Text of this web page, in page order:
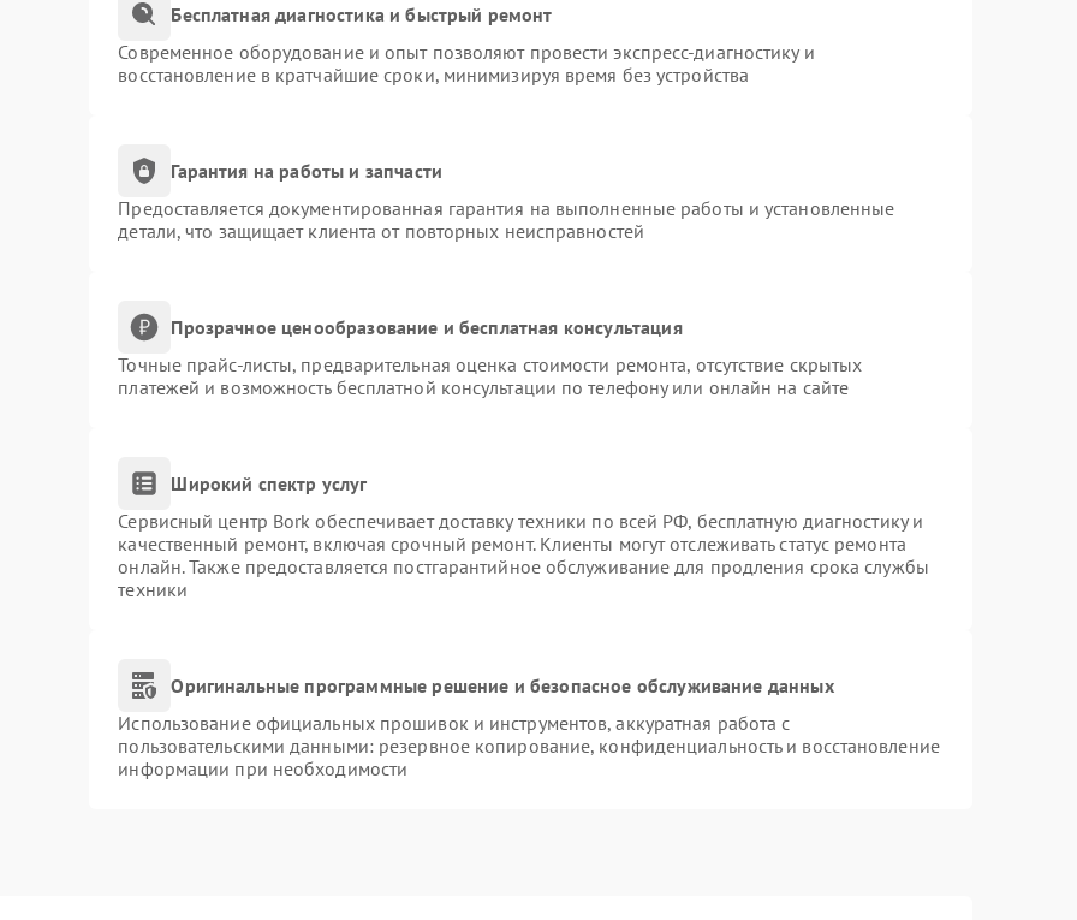
Бесплатная диагностика и быстрый ремонт
Современное оборудование и опыт позволяют провести экспресс-диагностику и
восстановление в кратчайшие сроки, минимизируя время без устройства
Гарантия на работы и запчасти
Предоставляется документированная гарантия на выполненные работы и установленные
детали, что защищает клиента от повторных неисправностей
Прозрачное ценообразование и бесплатная консультация
Точные прайс-листы, предварительная оценка стоимости ремонта, отсутствие скрытых
платежей и возможность бесплатной консультации по телефону или онлайн на сайте
Широкий спектр услуг
Сервисный центр Bork обеспечивает доставку техники по всей РФ, бесплатную диагностику и
качественный ремонт, включая срочный ремонт. Клиенты могут отслеживать статус ремонта
онлайн. Также предоставляется постгарантийное обслуживание для продления срока службы
техники
Оригинальные программные решение и безопасное обслуживание данных
Использование официальных прошивок и инструментов, аккуратная работа с
пользовательскими данными: резервное копирование, конфиденциальность и восстановление
информации при необходимости